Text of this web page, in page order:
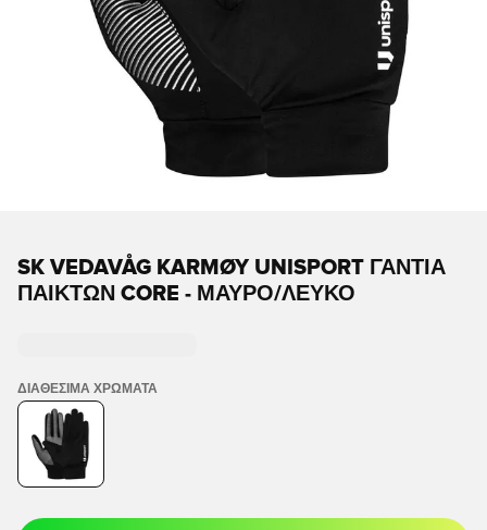
SK VEDAVÅG KARMØY UNISPORT ΓΆΝΤΙΑ
ΠΑΙΚΤΏΝ CORE - ΜΑΎΡΟ/ΛΕΥΚΌ
ΔΙΑΘΈΣΙΜΑ ΧΡΏΜΑΤΑ